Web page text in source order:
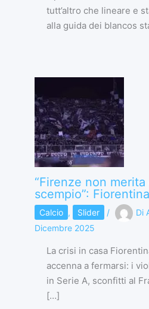
tutt’altro che lineare e
alla guida dei blancos
“Firenze non
scempio”:
Calcio , Slider / Di
Dicembre 2025
La crisi in casa
accenna a fermarsi: i
in Serie A, sconfitti al
[…]